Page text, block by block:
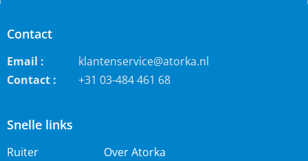
Snelle links
Ruiter
Over Atorka
Contact
Email :
klantenservice@atorka.nl
Contact :
+31 03-484 461 68